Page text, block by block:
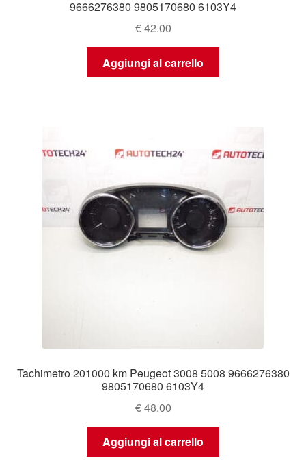
9666276380 9805170680 6103Y4
€42.00
Aggiungi al carrello
Tachimetro 201000 km Peugeot 3008 5008 9666276380
9805170680 6103Y4
€48.00
Aggiungi al carrello